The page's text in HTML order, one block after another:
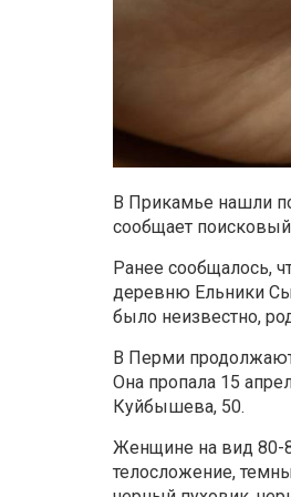
В Прикамье нашли
сообщает
Ранее сообщалось,
деревню Ельники
было неизвестно,
В Перми
Она пропала 15
Куйбышева, 50.
Женщине на вид 80-
телосложение,